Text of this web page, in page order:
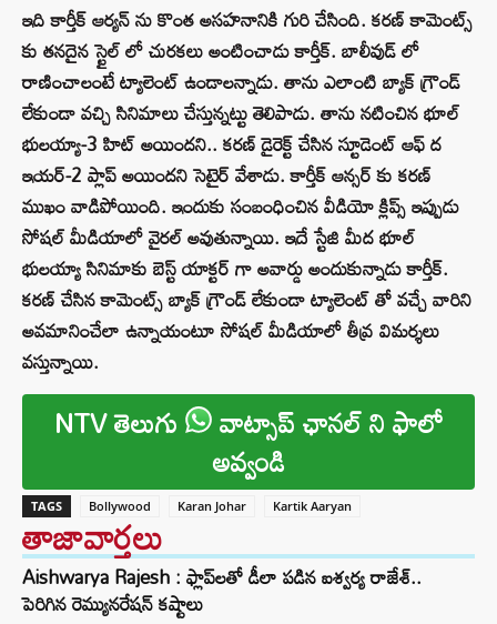
ఇది కార్తీక్ ఆర్యన్ ను కొంత అసహనానికి గురి చేసింది. కరణ్ కామెంట్స్
కు తనదైన స్టైల్ లో చురకలు అంటించాడు కార్తీక్. బాలీవుడ్ లో
రాణించాలంటే ట్యాలెంట్ ఉండాలన్నాడు. తాను ఎలాంటి బ్యాక్ గ్రౌండ్
లేకుండా వచ్చి సినిమాలు చేస్తున్నట్టు తెలిపాడు. తాను నటించిన భూల్
భులయ్యా-3 హిట్ అయిందని.. కరణ్ డైరెక్ట్ చేసిన స్టూడెంట్ ఆఫ్ ద
ఇయర్-2 ప్లాప్ అయిందని సెటైర్ వేశాడు. కార్తీక్ ఆన్సర్ కు కరణ్
ముఖం వాడిపోయింది. ఇందుకు సంబంధించిన వీడియో క్లిప్స్ ఇప్పుడు
సోషల్ మీడియాలో వైరల్ అవుతున్నాయి. ఇదే స్టేజి మీద భూల్
భులయ్యా సినిమాకు బెస్ట్ యాక్టర్ గా అవార్డు అందుకున్నాడు కార్తీక్.
కరణ్ చేసిన కామెంట్స్ బ్యాక్ గ్రౌండ్ లేకుండా ట్యాలెంట్ తో వచ్చే వారిని
అవమానించేలా ఉన్నాయంటూ సోషల్ మీడియాలో తీవ్ర విమర్శలు
వస్తున్నాయి.
NTV తెలుగు వాట్సాప్ ఛానల్ ని ఫాలో
అవ్వండి
TAGS Bollywood Karan Johar Kartik Aaryan
తాజావార్తలు
Aishwarya Rajesh : ఫ్లాప్‌లతో డీలా పడిన ఐశ్వర్య రాజేశ్..
పెరిగిన రెమ్యునరేషన్‌ కష్టాలు